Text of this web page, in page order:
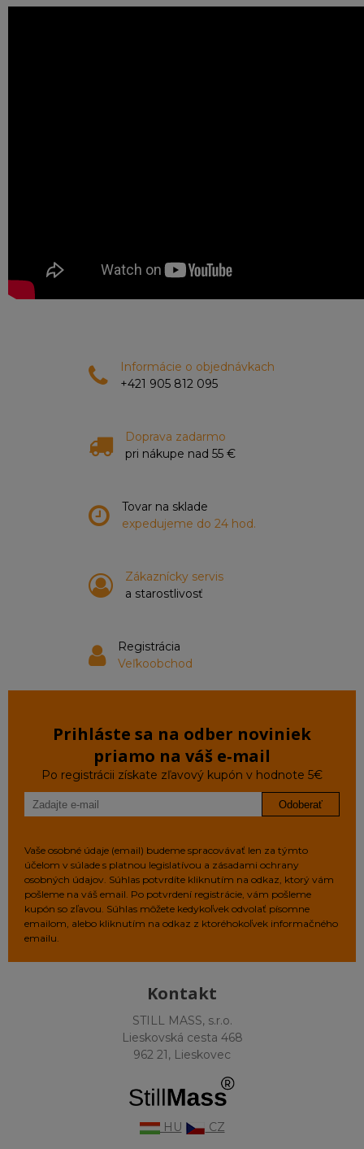
Informácie o objednávkach
+421 905 812 095
Doprava zadarmo
pri nákupe nad 55 €
Tovar na sklade
expedujeme do 24 hod.
Zákaznícky servis
a starostlivosť
Registrácia
Veľkoobchod
Prihláste sa na odber noviniek
priamo na váš e‑mail
Po registrácii získate zľavový kupón v hodnote 5€
Odoberať
Vaše osobné údaje (email) budeme spracovávať len za týmto
účelom v súlade s platnou legislatívou a zásadami ochrany
osobných údajov. Súhlas potvrdíte kliknutím na odkaz, ktorý vám
pošleme na váš email. Po potvrdení registrácie, vám pošleme
kupón so zľavou. Súhlas môžete kedykoľvek odvolať písomne
emailom, alebo kliknutím na odkaz z ktoréhokoľvek informačného
emailu.
Kontakt
STILL MASS, s.r.o.
Lieskovská cesta 468
962 21, Lieskovec
HU CZ